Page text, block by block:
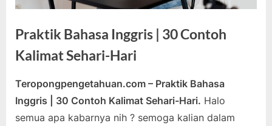
Praktik Bahasa Inggris | 30 Contoh
Kalimat Sehari-Hari
Posted
on
11,
2024
teropongpengetahuan
Tak ada
komentar pada
Praktik
Teropongpengetahuan.com – Praktik Bahasa
Inggris | 30 Contoh Kalimat Sehari-Hari. Halo
semua apa kabarnya nih ? semoga kalian dalam